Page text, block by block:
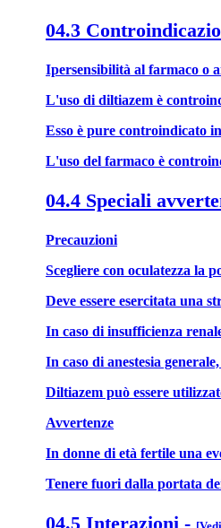
04.3
Ipersensibilità al farmaco o
L'uso di diltiazem è
Esso è pure controindicato
L'uso del farmaco è
04.4 Speciali
Precauzioni
Scegliere con oculatezza la
Deve essere esercitata una
In caso di insufficienza
In caso di anestesia
Diltiazem può essere
Avvertenze
In donne di età fertile una
Tenere fuori dalla portata
04.5 Interazioni -